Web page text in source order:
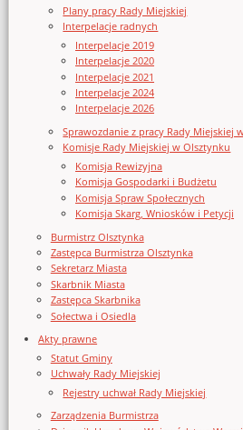
Plany pracy Rady Miejskiej
Interpelacje radnych
Interpelacje 2019
Interpelacje 2020
Interpelacje 2021
Interpelacje 2024
Interpelacje 2026
Sprawozdanie z pracy Rady Miejskiej
Komisje Rady Miejskiej w Olsztynku
Komisja Rewizyjna
Komisja Gospodarki i Budżetu
Komisja Spraw Społecznych
Komisja Skarg, Wniosków i Petycji
Burmistrz Olsztynka
Zastępca Burmistrza Olsztynka
Sekretarz Miasta
Skarbnik Miasta
Zastępca Skarbnika
Sołectwa i Osiedla
Akty prawne
Statut Gminy
Uchwały Rady Miejskiej
Rejestry uchwał Rady Miejskiej
Zarządzenia Burmistrza